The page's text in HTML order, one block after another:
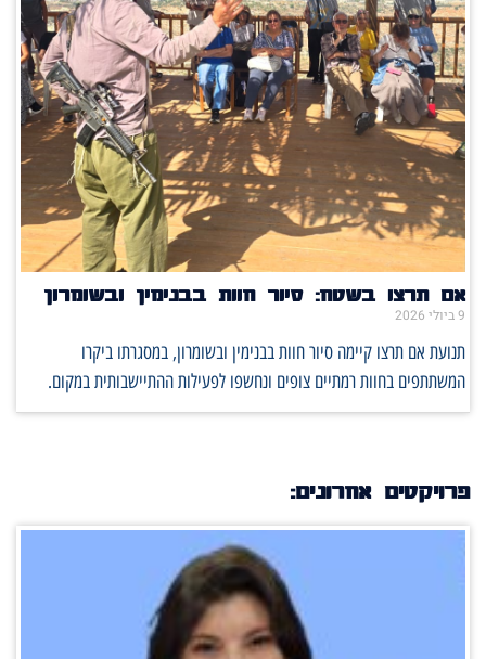
אם תרצו בשטח: סיור חוות בבנימין ובשומרון
9 ביולי 2026
תנועת אם תרצו קיימה סיור חוות בבנימין ובשומרון, במסגרתו ביקרו
המשתתפים בחוות רמתיים צופים ונחשפו לפעילות ההתיישבותית במקום.
פרויקטים אחרונים: